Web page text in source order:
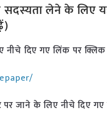
लेने के लिए
दिए गए लिंक पर
जाने के लिए नीचे दिए